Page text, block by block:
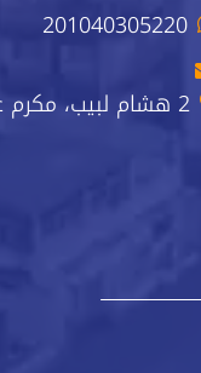
201040305220
2 هشام لبيب، مكرم عبيد، مدينة نصر